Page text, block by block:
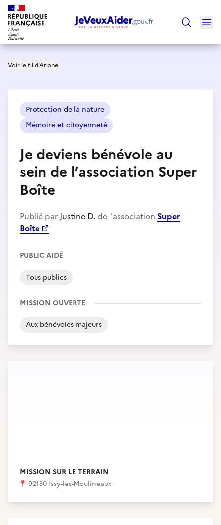
Voir le fil d’Ariane
Protection de la nature
Mémoire et citoyenneté
Je deviens bénévole au
sein de l’association Super
Boîte
Publié par Justine D. de l'association Super
Boîte
PUBLIC AIDÉ
Tous publics
MISSION OUVERTE
Aux bénévoles majeurs
MISSION SUR LE TERRAIN
📍 92130 Issy-les-Moulineaux